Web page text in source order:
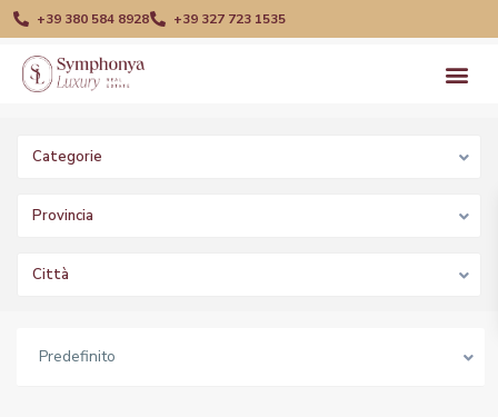
+39 380 584 8928 +39 327 723 1535
Categorie
Provincia
Città
Predefinito